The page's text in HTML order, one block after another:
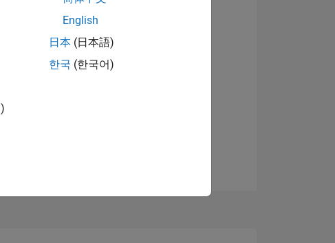
English
日本 (日本語)
한국 (한국어)